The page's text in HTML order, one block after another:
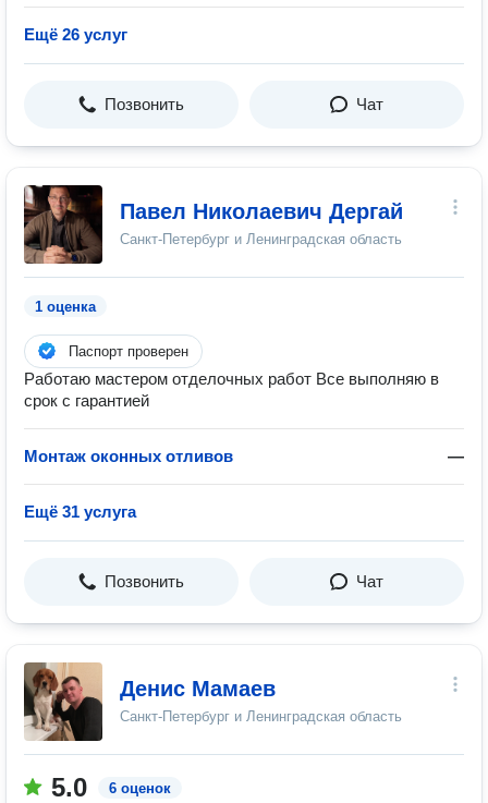
Ещё 26 услуг
Позвонить Чат
Павел Николаевич Дергай
Санкт-Петербург и Ленинградская область
1 оценка
Паспорт проверен
Работаю мастером отделочных работ Все выполняю в
срок с гарантией
Монтаж оконных отливов —
Ещё 31 услуга
Позвонить Чат
Денис Мамаев
Санкт-Петербург и Ленинградская область
5.0 6 оценок